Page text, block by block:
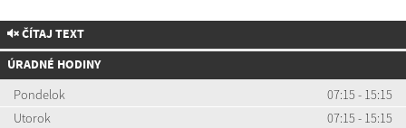
ČÍTAJ TEXT
ÚRADNÉ HODINY
Pondelok
07:15 - 15:15
Utorok
07:15 - 15:15